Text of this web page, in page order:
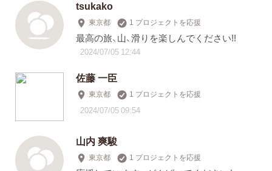
tsukako
東京都 1 プロジェクトを応援
最高の旅、山、滑りを楽しんでください!!
2024/07/05 12:44
佐藤 一臣
東京都 1 プロジェクトを応援
2024/07/05 09:54
山内 爽駿
東京都 1 プロジェクトを応援